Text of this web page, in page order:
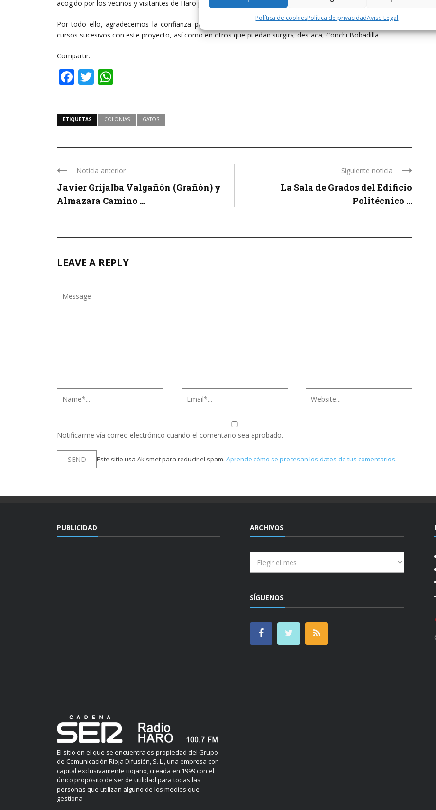
Política de cookiesPolítica de privacidadAviso Legal
acogido por los vecinos y visitantes de Haro pudiendo disfrutar de manera conjunta de esta experiencia cultural.
Por todo ello, agradecemos la confianza puesta en nuestro alumnado y esperamos poder continuar en los
cursos sucesivos con este proyecto, así como en otros que puedan surgir», destaca, Conchi Bobadilla.
Compartir:
Facebook
Twitter
ETIQUETAS COLONIAS GATOS
Noticia anterior
Javier Grijalba Valgañón (Grañón) y
Almazara Camino ...
Siguiente noticia
La Sala de Grados del Edificio
Politécnico ...
LEAVE A REPLY
Notificarme vía correo electrónico cuando el comentario sea aprobado.
Este sitio usa Akismet para reducir el spam. Aprende cómo se procesan los datos de tus comentarios.
PUBLICIDAD
El sitio en el que se encuentra es propiedad del Grupo
de Comunicación Rioja Difusión, S. L., una empresa con
capital exclusivamente riojano, creada en 1999 con el
único propósito de ser de utilidad para todas las
personas que utilizan alguno de los medios que
gestiona
ARCHIVOS
SÍGUENOS